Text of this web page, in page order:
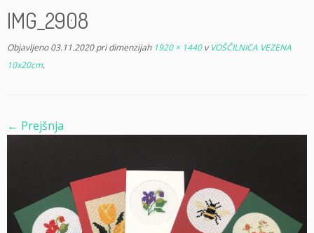
IMG_2908
Objavljeno 03.11.2020pri dimenzijah1920 × 1440vVOŠČILNICA VEZENA
10x20cm.
← Prejšnja